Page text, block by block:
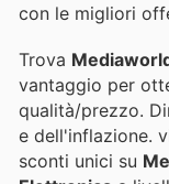
con le migliori
Trova
vantaggio per
qualità/prezzo.
e dell'inflazione.
sconti unici su